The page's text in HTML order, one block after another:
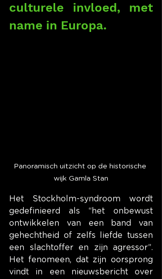
culturele invloed, met
name in Europa.
Panoramisch uitzicht op de historische
wijk Gamla Stan
Het Stockholm-syndroom wordt
gedefinieerd als “het onbewust
ontwikkelen van een band van
gehechtheid of zelfs liefde tussen
een slachtoffer en zijn agressor”.
Het fenomeen, dat zijn oorsprong
vindt in een nieuwsbericht over